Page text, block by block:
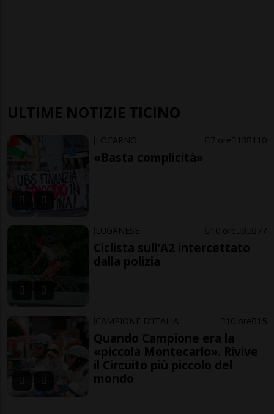
ULTIME NOTIZIE TICINO
LOCARNO 7 ore 13 110
«Basta complicità»
LUGANESE 10 ore 35 77
Ciclista sull'A2 intercettato
dalla polizia
CAMPIONE D'ITALIA 10 ore 15
Quando Campione era la
«piccola Montecarlo». Rivive
il Circuito più piccolo del
mondo